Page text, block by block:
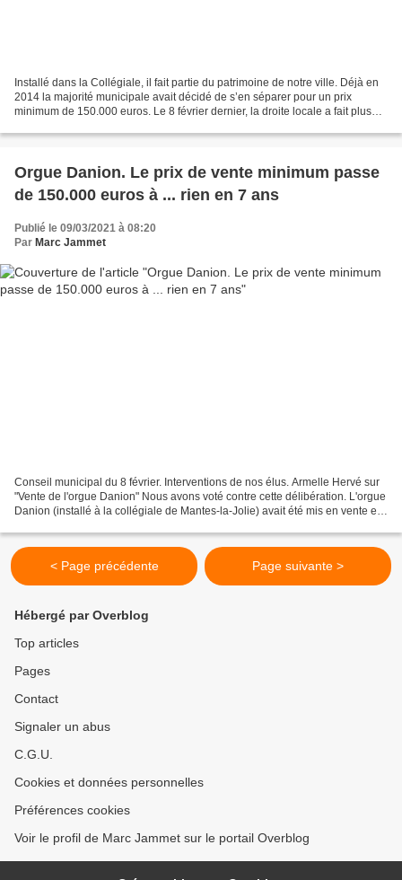
Installé dans la Collégiale, il fait partie du patrimoine de notre ville. Déjà en
2014 la majorité municipale avait décidé de s’en séparer pour un prix
minimum de 150.000 euros. Le 8 février dernier, la droite locale a fait plus
Orgue Danion. Le prix de vente minimum passe
de 150.000 euros à ... rien en 7 ans
Publié le 09/03/2021 à 08:20
Par Marc Jammet
Conseil municipal du 8 février. Interventions de nos élus. Armelle Hervé sur
"Vente de l'orgue Danion" Nous avons voté contre cette délibération. L'orgue
Danion (installé à la collégiale de Mantes-la-Jolie) avait été mis en vente en
< Page précédente Page suivante >
Hébergé par Overblog
Top articles
Pages
Contact
Signaler un abus
C.G.U.
Cookies et données personnelles
Préférences cookies
Voir le profil de Marc Jammet sur le portail Overblog